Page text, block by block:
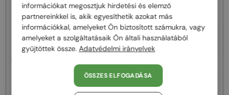
Saint Laurent —
Napszemüvegek
SL M153 - 003 - 55
EGYFÓKUSZÚ LENCSÉVEL PLUSZ
SL M94 OPT - 001 - 53
80 000 Ft
információkat megosztjuk hirdetési és elemző
partnereinkkel is, akik egyesíthetik azokat más
információkkal, amelyeket Ön biztosított számukra, vagy
amelyeket a szolgáltatásaik Ön általi használatából
gyűjtöttek össze. Adatvédelmi irányelvek
ÖSSZES ELFOGADÁSA